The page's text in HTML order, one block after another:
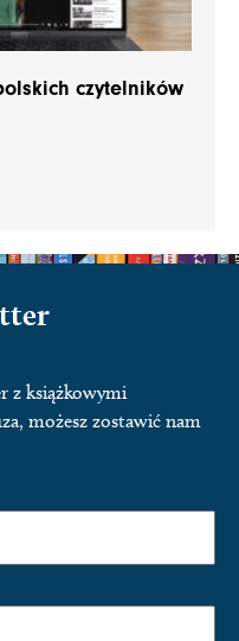
czytelników
z książkowymi
możesz zostawić nam